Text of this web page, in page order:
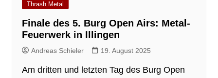
Thrash Metal
Finale des 5. Burg Open Airs: Metal-
Feuerwerk in Illingen
Andreas Schieler 19. August 2025
Am dritten und letzten Tag des Burg Open